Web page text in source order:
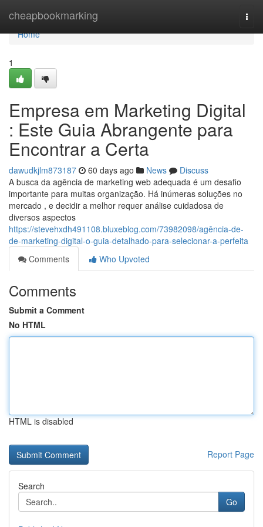
cheapbookmarking
Home
Home
1
Empresa em Marketing Digital
: Este Guia Abrangente para
Encontrar a Certa
dawudkjlm873187 60 days ago News
Discuss
A busca da agência de marketing web adequada é um desafio
importante para muitas organização. Há inúmeras soluções no
mercado , e decidir a melhor requer análise cuidadosa de
diversos aspectos
https://stevehxdh491108.bluxeblog.com/73982098/agência-de-
de-marketing-digital-o-guia-detalhado-para-selecionar-a-perfeita
Comments
Who Upvoted
Comments
Submit a Comment
No HTML
HTML is disabled
Report Page
Search
Go